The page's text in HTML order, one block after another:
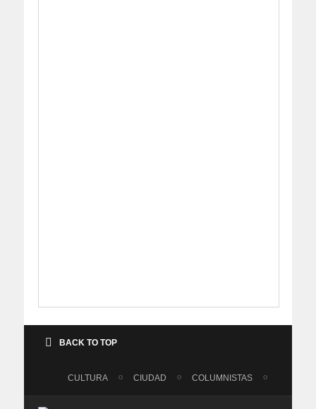
BACK TO TOP
CULTURA CIUDAD COLUMNISTAS